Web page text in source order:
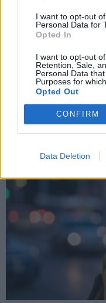
I want to opt-out
Personal Data for
Opted In
I want to opt-out
Retention, Sale,
Personal Data
Purposes for
Opted Out
CONFIRM
Data Deletion
Boule de graisse sous la
Bébé malade :
29 novembre 2020
My Favorites